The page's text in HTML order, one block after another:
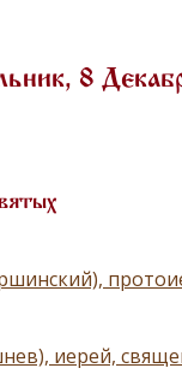
8
иерей,